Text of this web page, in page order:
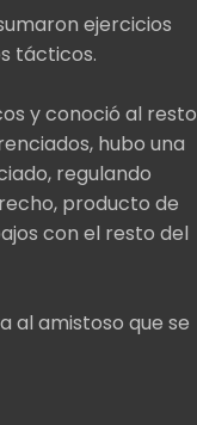
ejercicios
tácticos.
y conoció al resto
hubo una
regulando
producto de
con el resto del
al amistoso que se